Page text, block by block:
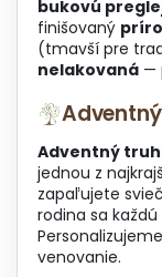
bukovú
finišovaný
(tmavší pre
nelakovaná —
Adventný
jednou z
zapaľujete
rodina sa
venovanie.